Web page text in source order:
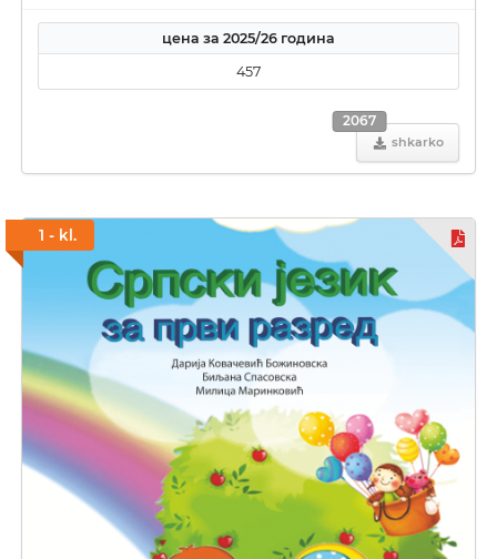
цена за 2025/26 година
457
shkarko
2067
1 - kl.